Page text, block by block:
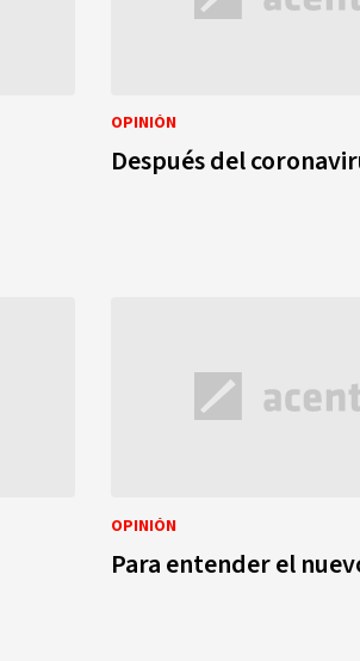
OPINIÓN
Después del
OPINIÓN
Para entender el